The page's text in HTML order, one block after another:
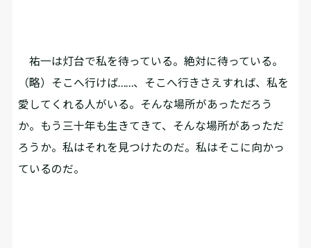
祐一は灯台で私を待っている。絶対に待っている。
（略）そこへ行けば……、そこへ行きさえすれば、私を
愛してくれる人がいる。そんな場所があっただろう
か。もう三十年も生きてきて、そんな場所があっただ
ろうか。私はそれを見つけたのだ。私はそこに向かっ
ているのだ。